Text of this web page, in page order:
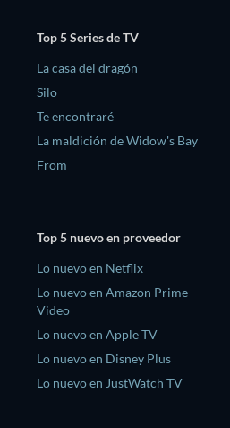
Top 5 Series de TV
La casa del dragón
Silo
Te encontraré
La maldición de Widow's Bay
From
Top 5 nuevo en proveedor
Lo nuevo en Netflix
Lo nuevo en Amazon Prime
Video
Lo nuevo en Apple TV
Lo nuevo en Disney Plus
Lo nuevo en JustWatch TV